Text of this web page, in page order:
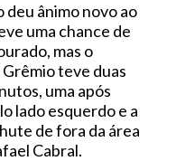
ânimo novo ao
uma chance de
mas o
teve duas
uma após
lado esquerdo e a
de fora da área
Cabral.